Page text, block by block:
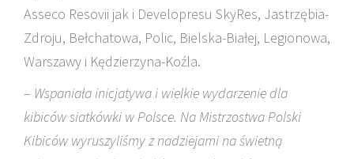
Asseco Resovii jak i Developresu SkyRes, Jastrzębia-
Zdroju, Bełchatowa, Polic, Bielska-Białej, Legionowa,
Warszawy i Kędzierzyna-Koźla.
– Wspaniała inicjatywa i wielkie wydarzenie dla
kibiców siatkówki w Polsce. Na Mistrzostwa Polski
Kibiców wyruszyliśmy z nadziejami na świetną